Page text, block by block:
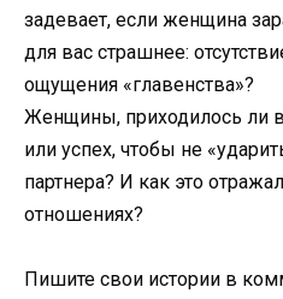
задевает, если женщина
для вас страшнее:
ощущения «главенства»?
Женщины, приходилось ли
или успех, чтобы не
партнера? И как это
отношениях?
Пишите свои истории в